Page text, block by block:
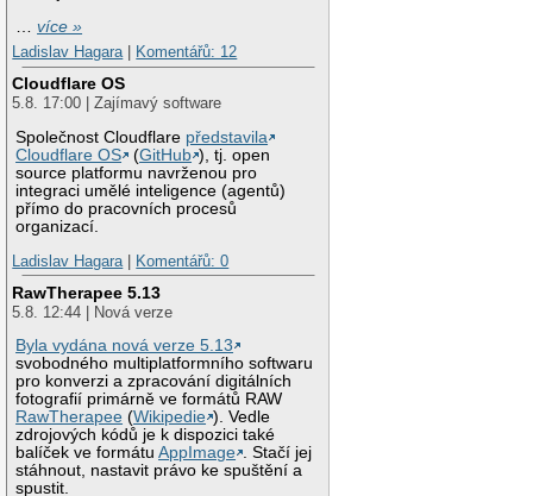
…více »
Ladislav Hagara| Komentářů: 12
Cloudflare OS
5.8. 17:00 | Zajímavý software
Společnost Cloudflare představila
Cloudflare OS
(GitHub ), tj. open
source platformu navrženou pro
integraci umělé inteligence (agentů)
přímo do pracovních procesů
organizací.
Ladislav Hagara| Komentářů: 0
RawTherapee 5.13
5.8. 12:44 | Nová verze
Byla vydána nová verze 5.13
svobodného multiplatformního softwaru
pro konverzi a zpracování digitálních
fotografií primárně ve formátů RAW
RawTherapee (Wikipedie ). Vedle
zdrojových kódů je k dispozici také
balíček ve formátuAppImage . Stačí jej
stáhnout, nastavit právo ke spuštění a
spustit.